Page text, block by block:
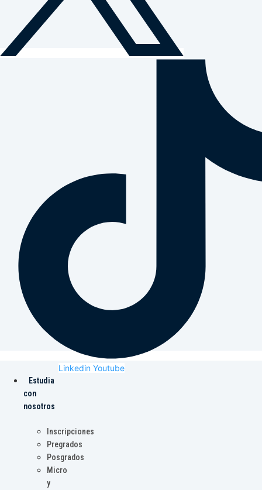
Linkedin Youtube
Estudia
con
nosotros
Inscripciones
Pregrados
Posgrados
Micro
y